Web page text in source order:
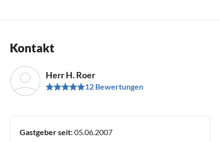
Kontakt
Herr H. Roer
12 Bewertungen
Gastgeber seit:05.06.2007